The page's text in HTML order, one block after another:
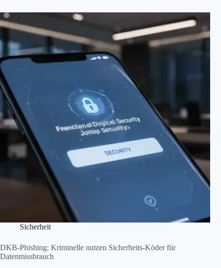
Sicherheit
DKB-Phishing: Kriminelle nutzen Sicherheits-Köder für
Datenmissbrauch